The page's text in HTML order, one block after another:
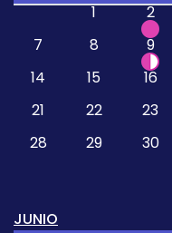
1
2
7
8 9
14
15 16
21
22 23
28
29 30
JUNIO